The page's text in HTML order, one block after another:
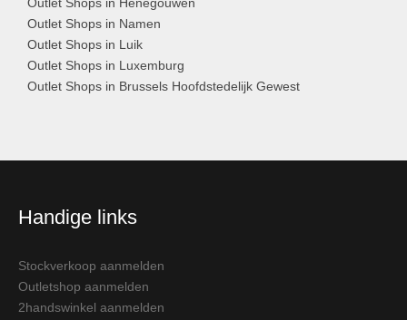
Outlet Shops in Namen
Outlet Shops in Luik
Outlet Shops in Luxemburg
Outlet Shops in Brussels Hoofdstedelijk Gewest
Handige links
Stockverkoop aanmelden
Outletshop aanmelden
2handswinkel aanmelden